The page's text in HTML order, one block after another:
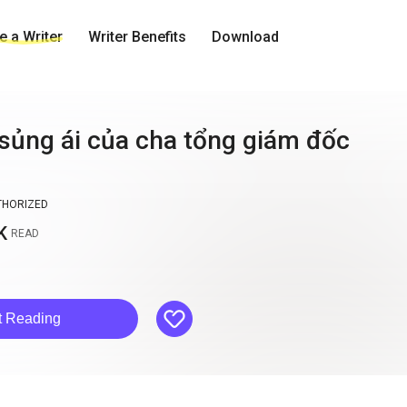
a Writer Writer Benefits Download
ái của cha tổng giám đốc
READ
Reading like